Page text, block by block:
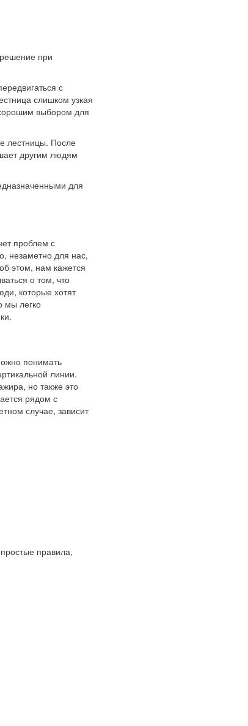
при
с
слишком узкая
выбором для
лестницы. После
другим людям
для
проблем с
незаметно для нас,
этом, нам кажется
о том, что
которые хотят
мы легко
понимать
линии.
но также это
рядом с
случае, зависит
правила,